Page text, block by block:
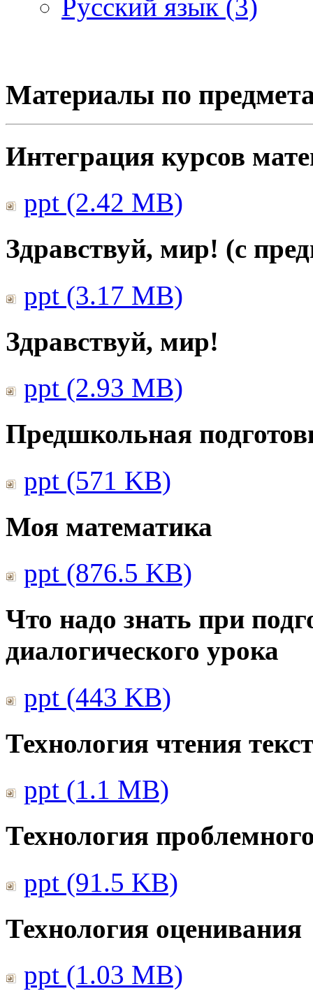
Русский язык (3)
Материалы по
Интеграция курсов
ppt (2.42 MB)
Здравствуй, мир! (с
ppt (3.17 MB)
Здравствуй, мир!
ppt (2.93 MB)
Предшкольная
ppt (571 KB)
Моя математика
ppt (876.5 KB)
Что надо знать при
диалогического урока
ppt (443 KB)
Технология чтения
ppt (1.1 MB)
Технология
ppt (91.5 KB)
Технология оценивания
ppt (1.03 MB)